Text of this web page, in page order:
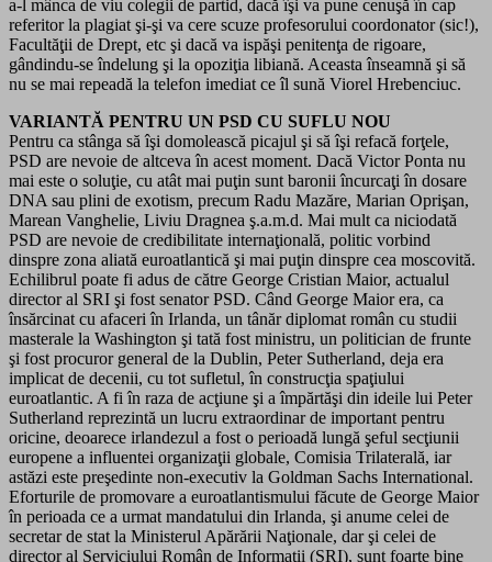
a-l mânca de viu colegii de partid, dacă îşi va pune cenuşă în cap
referitor la plagiat şi-şi va cere scuze profesorului coordonator (sic!),
Facultăţii de Drept, etc şi dacă va ispăşi penitenţa de rigoare,
gândindu-se îndelung şi la opoziţia libiană. Aceasta înseamnă şi să
nu se mai repeadă la telefon imediat ce îl sună Viorel Hrebenciuc.
VARIANTĂ PENTRU UN PSD CU SUFLU NOU
Pentru ca stânga să îşi domolească picajul şi să îşi refacă forţele,
PSD are nevoie de altceva în acest moment. Dacă Victor Ponta nu
mai este o soluţie, cu atât mai puţin sunt baronii încurcaţi în dosare
DNA sau plini de exotism, precum Radu Mazăre, Marian Oprişan,
Marean Vanghelie, Liviu Dragnea ş.a.m.d. Mai mult ca niciodată
PSD are nevoie de credibilitate internaţională, politic vorbind
dinspre zona aliată euroatlantică şi mai puţin dinspre cea moscovită.
Echilibrul poate fi adus de către George Cristian Maior, actualul
director al SRI şi fost senator PSD. Când George Maior era, ca
însărcinat cu afaceri în Irlanda, un tânăr diplomat român cu studii
masterale la Washington şi tată fost ministru, un politician de frunte
şi fost procuror general de la Dublin, Peter Sutherland, deja era
implicat de decenii, cu tot sufletul, în construcţia spaţiului
euroatlantic. A fi în raza de acţiune şi a împărtăşi din ideile lui Peter
Sutherland reprezintă un lucru extraordinar de important pentru
oricine, deoarece irlandezul a fost o perioadă lungă şeful secţiunii
europene a influentei organizaţii globale, Comisia Trilaterală, iar
astăzi este preşedinte non-executiv la Goldman Sachs International.
Eforturile de promovare a euroatlantismului făcute de George Maior
în perioada ce a urmat mandatului din Irlanda, şi anume celei de
secretar de stat la Ministerul Apărării Naţionale, dar şi celei de
director al Serviciului Român de Informaţii (SRI), sunt foarte bine